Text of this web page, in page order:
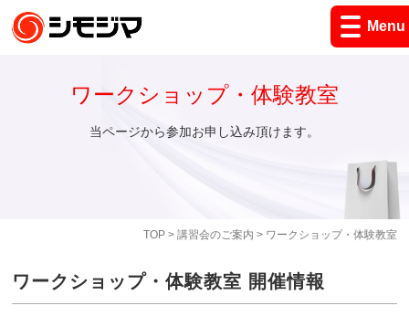
Menu
TOP> 講習会のご案内 > ワークショップ・体験教室
ワークショップ・体験教室
当ページから参加お申し込み頂けます。
ワークショップ・体験教室 開催情報